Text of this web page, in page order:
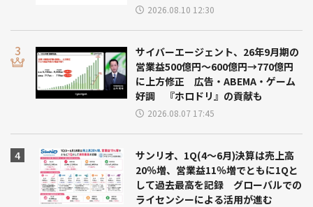
2026.08.10 12:30
サイバーエージェント、26年9月期の
営業益500億円～600億円→770億円
に上方修正 広告・ABEMA・ゲーム
好調 『ホロドリ』の貢献も
2026.08.07 17:45
サンリオ、1Q(4～6月)決算は売上高
20％増、営業益11％増でともに1Qと
して過去最高を記録 グローバルでの
ライセンシーによる活用が進む